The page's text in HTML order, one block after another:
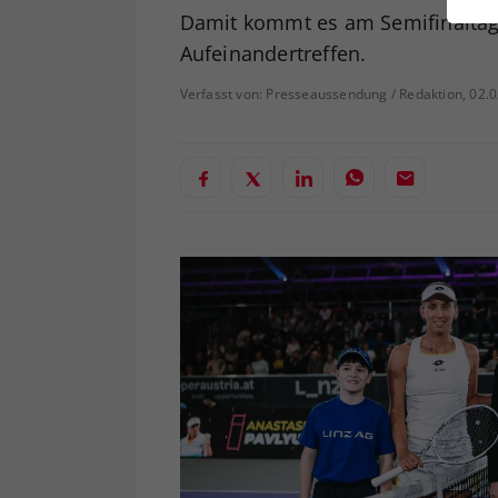
Damit kommt es am
Aufeinandertreffen.
Verfasst von: Presseaussendung / Redaktion,